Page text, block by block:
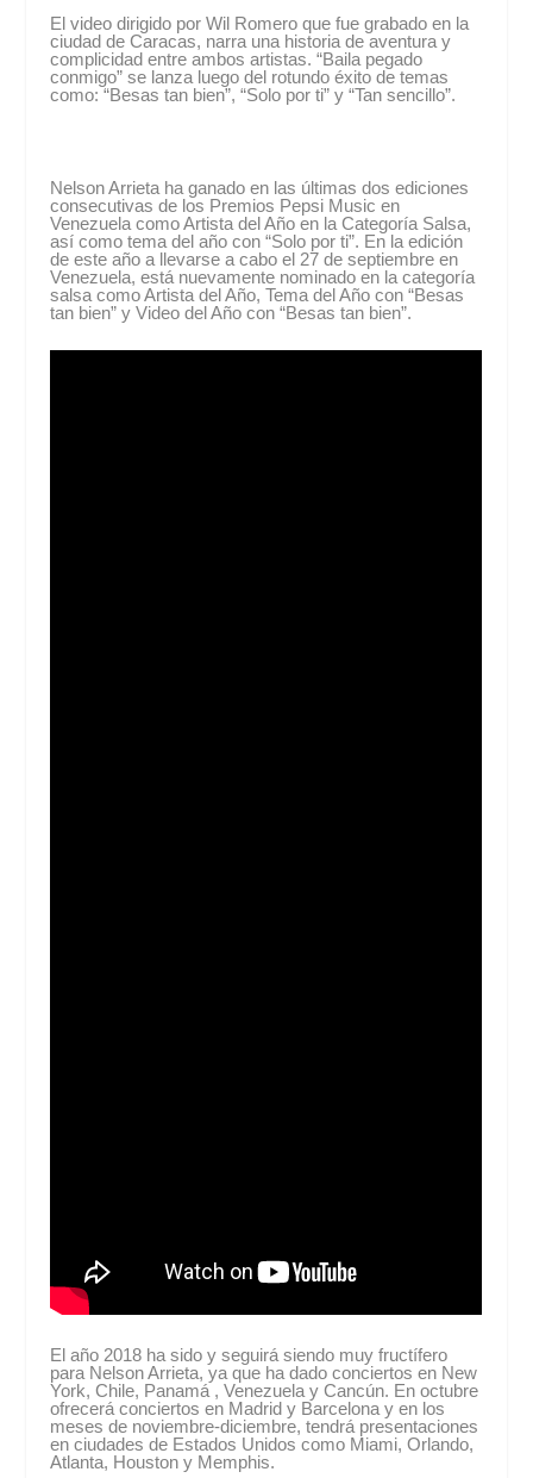
El video dirigido por Wil Romero que fue grabado en la
ciudad de Caracas, narra una historia de aventura y
complicidad entre ambos artistas. “Baila pegado
conmigo” se lanza luego del rotundo éxito de temas
como: “Besas tan bien”, “Solo por ti” y “Tan sencillo”.
Nelson Arrieta ha ganado en las últimas dos ediciones
consecutivas de los Premios Pepsi Music en
Venezuela como Artista del Año en la Categoría Salsa,
así como tema del año con “Solo por ti”. En la edición
de este año a llevarse a cabo el 27 de septiembre en
Venezuela, está nuevamente nominado en la categoría
salsa como Artista del Año, Tema del Año con “Besas
tan bien” y Video del Año con “Besas tan bien”.
El año 2018 ha sido y seguirá siendo muy fructífero
para Nelson Arrieta, ya que ha dado conciertos en New
York, Chile, Panamá , Venezuela y Cancún. En octubre
ofrecerá conciertos en Madrid y Barcelona y en los
meses de noviembre-diciembre, tendrá presentaciones
en ciudades de Estados Unidos como Miami, Orlando,
Atlanta, Houston y Memphis.